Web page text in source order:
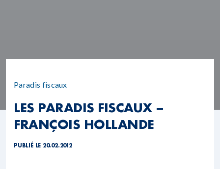
Paradis fiscaux
LES PARADIS FISCAUX –
FRANÇOIS HOLLANDE
PUBLIÉ LE 20.02.2012